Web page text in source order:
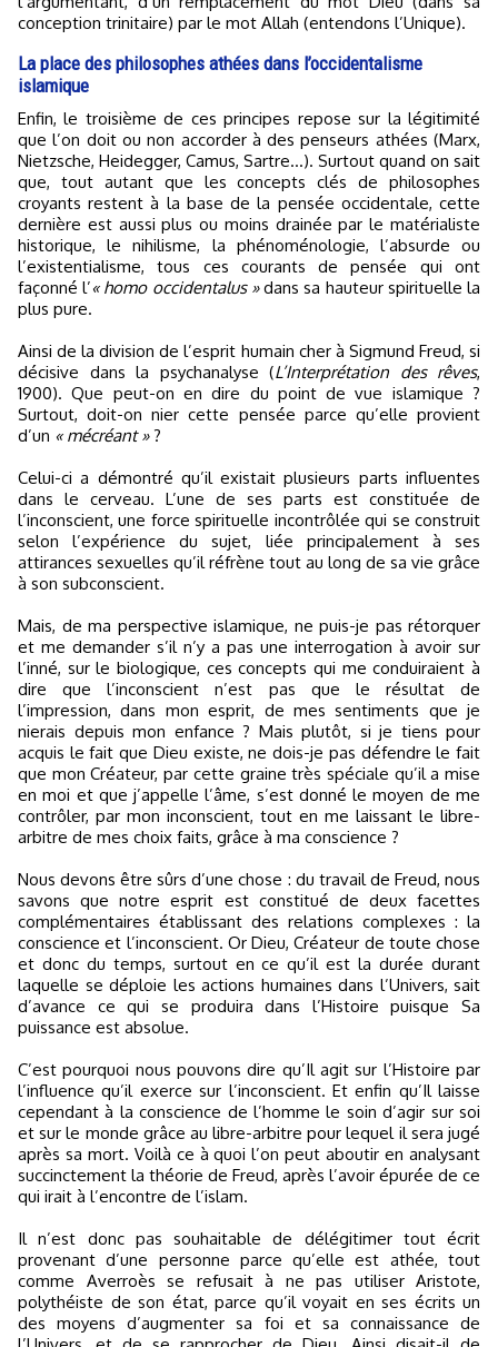
conception trinitaire) par le mot Allah (entendons l’Unique).
La place des philosophes athées dans l’occidentalisme
islamique
Enfin, le troisième de ces principes repose sur la légitimité
que l’on doit ou non accorder à des penseurs athées (Marx,
Nietzsche, Heidegger, Camus, Sartre…). Surtout quand on sait
que, tout autant que les concepts clés de philosophes
croyants restent à la base de la pensée occidentale, cette
dernière est aussi plus ou moins drainée par le matérialiste
historique, le nihilisme, la phénoménologie, l’absurde ou
l’existentialisme, tous ces courants de pensée qui ont
façonné l’« homo occidentalus »dans sa hauteur spirituelle la
plus pure.
Ainsi de la division de l’esprit humain cher à Sigmund Freud, si
décisive dans la psychanalyse (L’Interprétation des rêves,
1900). Que peut-on en dire du point de vue islamique ?
Surtout, doit-on nier cette pensée parce qu’elle provient
d’un « mécréant » ?
Celui-ci a démontré qu’il existait plusieurs parts influentes
dans le cerveau. L’une de ses parts est constituée de
l’inconscient, une force spirituelle incontrôlée qui se construit
selon l’expérience du sujet, liée principalement à ses
attirances sexuelles qu’il réfrène tout au long de sa vie grâce
à son subconscient.
Mais, de ma perspective islamique, ne puis-je pas rétorquer
et me demander s’il n’y a pas une interrogation à avoir sur
l’inné, sur le biologique, ces concepts qui me conduiraient à
dire que l’inconscient n’est pas que le résultat de
l’impression, dans mon esprit, de mes sentiments que je
nierais depuis mon enfance ? Mais plutôt, si je tiens pour
acquis le fait que Dieu existe, ne dois-je pas défendre le fait
que mon Créateur, par cette graine très spéciale qu’il a mise
en moi et que j’appelle l’âme, s’est donné le moyen de me
contrôler, par mon inconscient, tout en me laissant le libre-
arbitre de mes choix faits, grâce à ma conscience ?
Nous devons être sûrs d’une chose : du travail de Freud, nous
savons que notre esprit est constitué de deux facettes
complémentaires établissant des relations complexes : la
conscience et l’inconscient. Or Dieu, Créateur de toute chose
et donc du temps, surtout en ce qu’il est la durée durant
laquelle se déploie les actions humaines dans l’Univers, sait
d’avance ce qui se produira dans l’Histoire puisque Sa
puissance est absolue.
C’est pourquoi nous pouvons dire qu’Il agit sur l’Histoire par
l’influence qu’il exerce sur l’inconscient. Et enfin qu’Il laisse
cependant à la conscience de l’homme le soin d’agir sur soi
et sur le monde grâce au libre-arbitre pour lequel il sera jugé
après sa mort. Voilà ce à quoi l’on peut aboutir en analysant
succinctement la théorie de Freud, après l’avoir épurée de ce
qui irait à l’encontre de l’islam.
Il n’est donc pas souhaitable de délégitimer tout écrit
provenant d’une personne parce qu’elle est athée, tout
comme Averroès se refusait à ne pas utiliser Aristote,
polythéiste de son état, parce qu’il voyait en ses écrits un
des moyens d’augmenter sa foi et sa connaissance de